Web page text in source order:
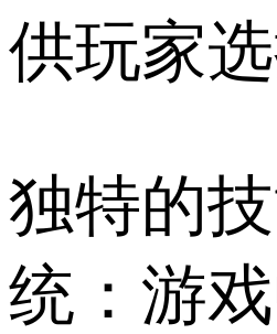
供玩家选
独特的
统：游